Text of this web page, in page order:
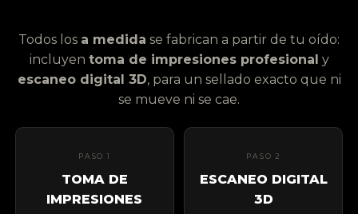
Todos los a medida se fabrican a partir de tu oído:
incluyen toma de impresiones profesional y
escaneo digital 3D, para un sellado exacto que ni
se mueve ni se cae.
PASO 1
TOMA DE
IMPRESIONES
PASO 2
ESCANEO DIGITAL
3D